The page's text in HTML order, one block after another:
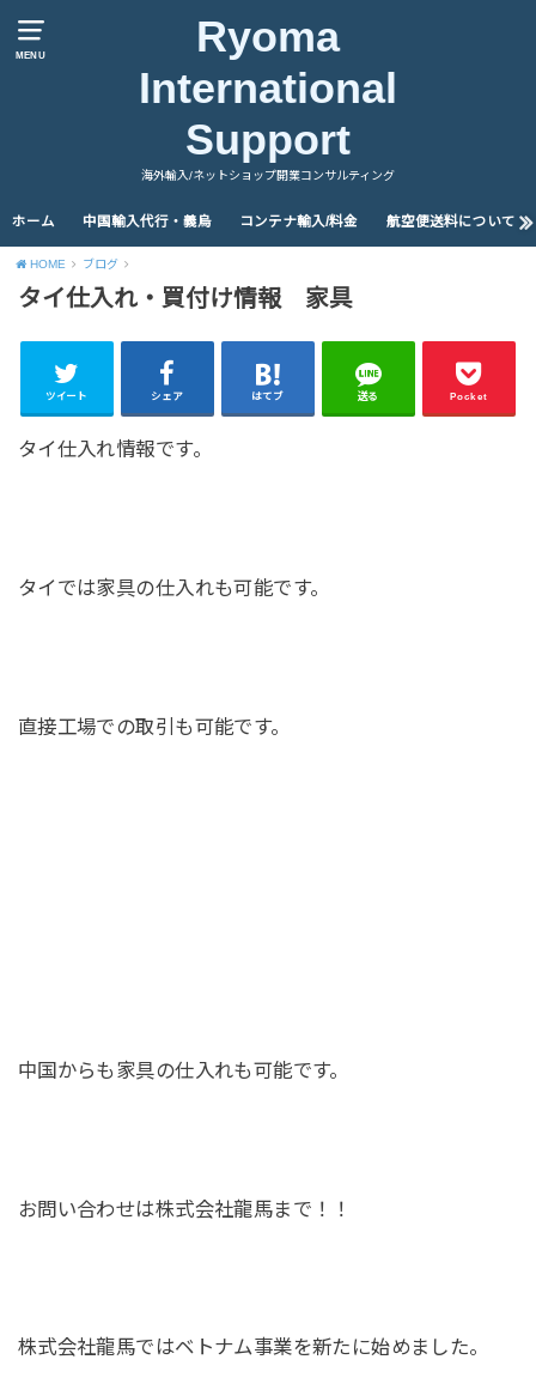
MENU
Ryoma
International
Support
海外輸入/ネットショップ開業コンサルティング
ホーム 中国輸入代行・義烏 コンテナ輸入/料金 航空便送料について
HOME ブログ
タイ仕入れ・買付け情報 家具
ツイート シェア はてブ 送る Pocket
タイ仕入れ情報です。
タイでは家具の仕入れも可能です。
直接工場での取引も可能です。
中国からも家具の仕入れも可能です。
お問い合わせは株式会社龍馬まで！！
株式会社龍馬ではベトナム事業を新たに始めました。